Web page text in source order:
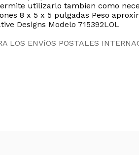
utilizarlo tambien como
8 x 5 x 5 pulgadas Peso
Designs Modelo 715392LOL
LOS ENVíOS POSTALES